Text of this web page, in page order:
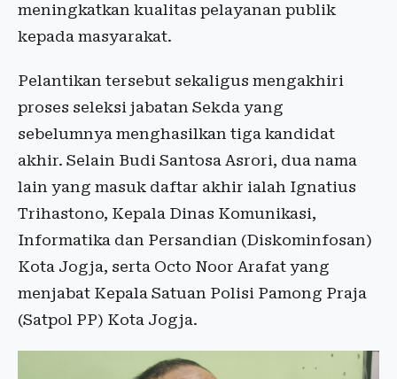
meningkatkan kualitas pelayanan publik
kepada masyarakat.
Pelantikan tersebut sekaligus mengakhiri
proses seleksi jabatan Sekda yang
sebelumnya menghasilkan tiga kandidat
akhir. Selain Budi Santosa Asrori, dua nama
lain yang masuk daftar akhir ialah Ignatius
Trihastono, Kepala Dinas Komunikasi,
Informatika dan Persandian (Diskominfosan)
Kota Jogja, serta Octo Noor Arafat yang
menjabat Kepala Satuan Polisi Pamong Praja
(Satpol PP) Kota Jogja.